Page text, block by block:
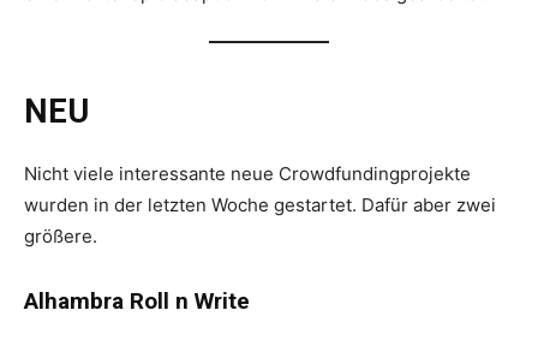
NEU
Nicht viele interessante neue Crowdfundingprojekte
wurden in der letzten Woche gestartet. Dafür aber zwei
größere.
Alhambra Roll n Write